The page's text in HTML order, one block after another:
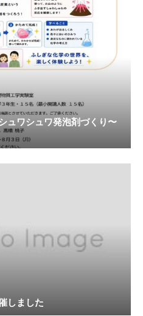
ュワシュワ発泡剤づくり〜
しました